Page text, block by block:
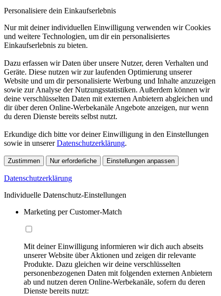
Personalisiere dein Einkaufserlebnis
Nur mit deiner individuellen Einwilligung verwenden wir Cookies
und weitere Technologien, um dir ein personalisiertes
Einkaufserlebnis zu bieten.
Dazu erfassen wir Daten über unsere Nutzer, deren Verhalten und
Geräte. Diese nutzen wir zur laufenden Optimierung unserer
Website und um dir personalisierte Werbung und Inhalte anzuzeigen
sowie zur Analyse der Nutzungsstatistiken. Außerdem können wir
deine verschlüsselten Daten mit externen Anbietern abgleichen und
dir über deren Online-Werbekanäle Angebote anzeigen, nur wenn
du deren Dienste bereits selbst nutzt.
Erkundige dich bitte vor deiner Einwilligung in den Einstellungen
sowie in unsererDatenschutzerklärung.
Zustimmen Nur erforderliche Einstellungen anpassen
Datenschutzerklärung
Individuelle Datenschutz-Einstellungen
Marketing per Customer-Match
Mit deiner Einwilligung informieren wir dich auch abseits
unserer Website über Aktionen und zeigen dir relevante
Produkte. Dazu gleichen wir deine verschlüsselten
personenbezogenen Daten mit folgenden externen Anbietern
ab und nutzen deren Online-Werbekanäle, sofern du deren
Dienste bereits nutzt: